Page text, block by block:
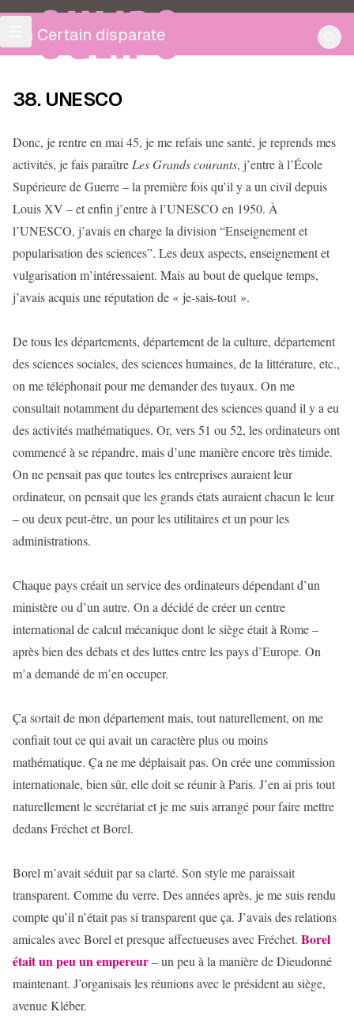
OULIPO
Un Certain disparate
38. UNESCO
Donc, je rentre en mai 45, je me refais une santé, je reprends mes
activités, je fais paraître Les Grands courants, j’entre à l’École
Supérieure de Guerre – la première fois qu’il y a un civil depuis
Louis XV – et enfin j’entre à l’UNESCO en 1950. À
l’UNESCO, j’avais en charge la division “Enseignement et
popularisation des sciences”. Les deux aspects, enseignement et
vulgarisation m’intéressaient. Mais au bout de quelque temps,
j’avais acquis une réputation de « je-sais-tout ».
De tous les départements, département de la culture, département
des sciences sociales, des sciences humaines, de la littérature, etc.,
on me téléphonait pour me demander des tuyaux. On me
consultait notamment du département des sciences quand il y a eu
des activités mathématiques. Or, vers 51 ou 52, les ordinateurs ont
commencé à se répandre, mais d’une manière encore très timide.
On ne pensait pas que toutes les entreprises auraient leur
ordinateur, on pensait que les grands états auraient chacun le leur
– ou deux peut-être, un pour les utilitaires et un pour les
administrations.
Chaque pays créait un service des ordinateurs dépendant d’un
ministère ou d’un autre. On a décidé de créer un centre
international de calcul mécanique dont le siège était à Rome –
après bien des débats et des luttes entre les pays d’Europe. On
m’a demandé de m’en occuper.
Ça sortait de mon département mais, tout naturellement, on me
confiait tout ce qui avait un caractère plus ou moins
mathématique. Ça ne me déplaisait pas. On crée une commission
internationale, bien sûr, elle doit se réunir à Paris. J’en ai pris tout
naturellement le secrétariat et je me suis arrangé pour faire mettre
dedans Fréchet et Borel.
Borel m’avait séduit par sa clarté. Son style me paraissait
transparent. Comme du verre. Des années après, je me suis rendu
compte qu’il n’était pas si transparent que ça. J’avais des relations
amicales avec Borel et presque affectueuses avec Fréchet. Borel
était un peu un empereur– un peu à la manière de Dieudonné
maintenant. J’organisais les réunions avec le président au siège,
avenue Kléber.